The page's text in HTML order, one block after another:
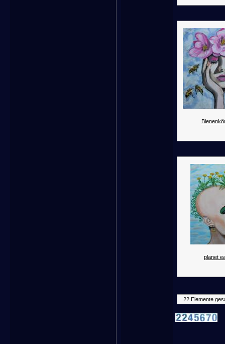
planet
22 Elemente